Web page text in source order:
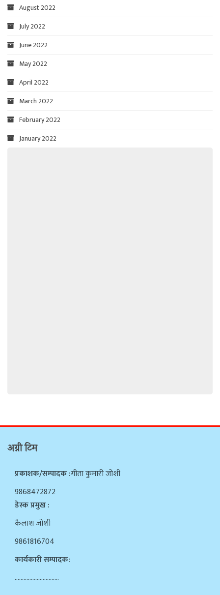
August 2022
July 2022
June 2022
May 2022
April 2022
March 2022
February 2022
January 2022
अग्नी टिम
प्रकाशक/सम्पादक :गीता कुमारी जोशी
9868472872
डेस्क प्रमुख :
कैलाश जोशी
9861816704
कार्यकारी सम्पादक:
…………………………